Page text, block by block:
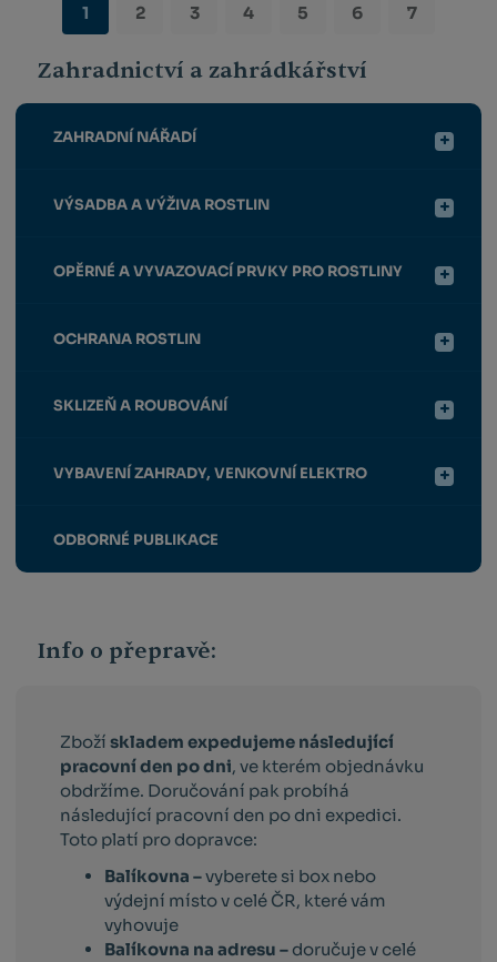
1 2 3 4 5 6 7
Zahradnictví a zahrádkářství
ZAHRADNÍ NÁŘADÍ
VÝSADBA A VÝŽIVA ROSTLIN
OPĚRNÉ A VYVAZOVACÍ PRVKY PRO ROSTLINY
OCHRANA ROSTLIN
SKLIZEŇ A ROUBOVÁNÍ
VYBAVENÍ ZAHRADY, VENKOVNÍ ELEKTRO
ODBORNÉ PUBLIKACE
Info o přepravě:
Zbožískladem expedujeme následující
pracovní den po dni, ve kterém objednávku
obdržíme. Doručování pak probíhá
následující pracovní den po dni expedici.
Toto platí pro dopravce:
Balíkovna –vyberete si box nebo
výdejní místo v celé ČR, které vám
vyhovuje
Balíkovna na adresu – doručuje v celé